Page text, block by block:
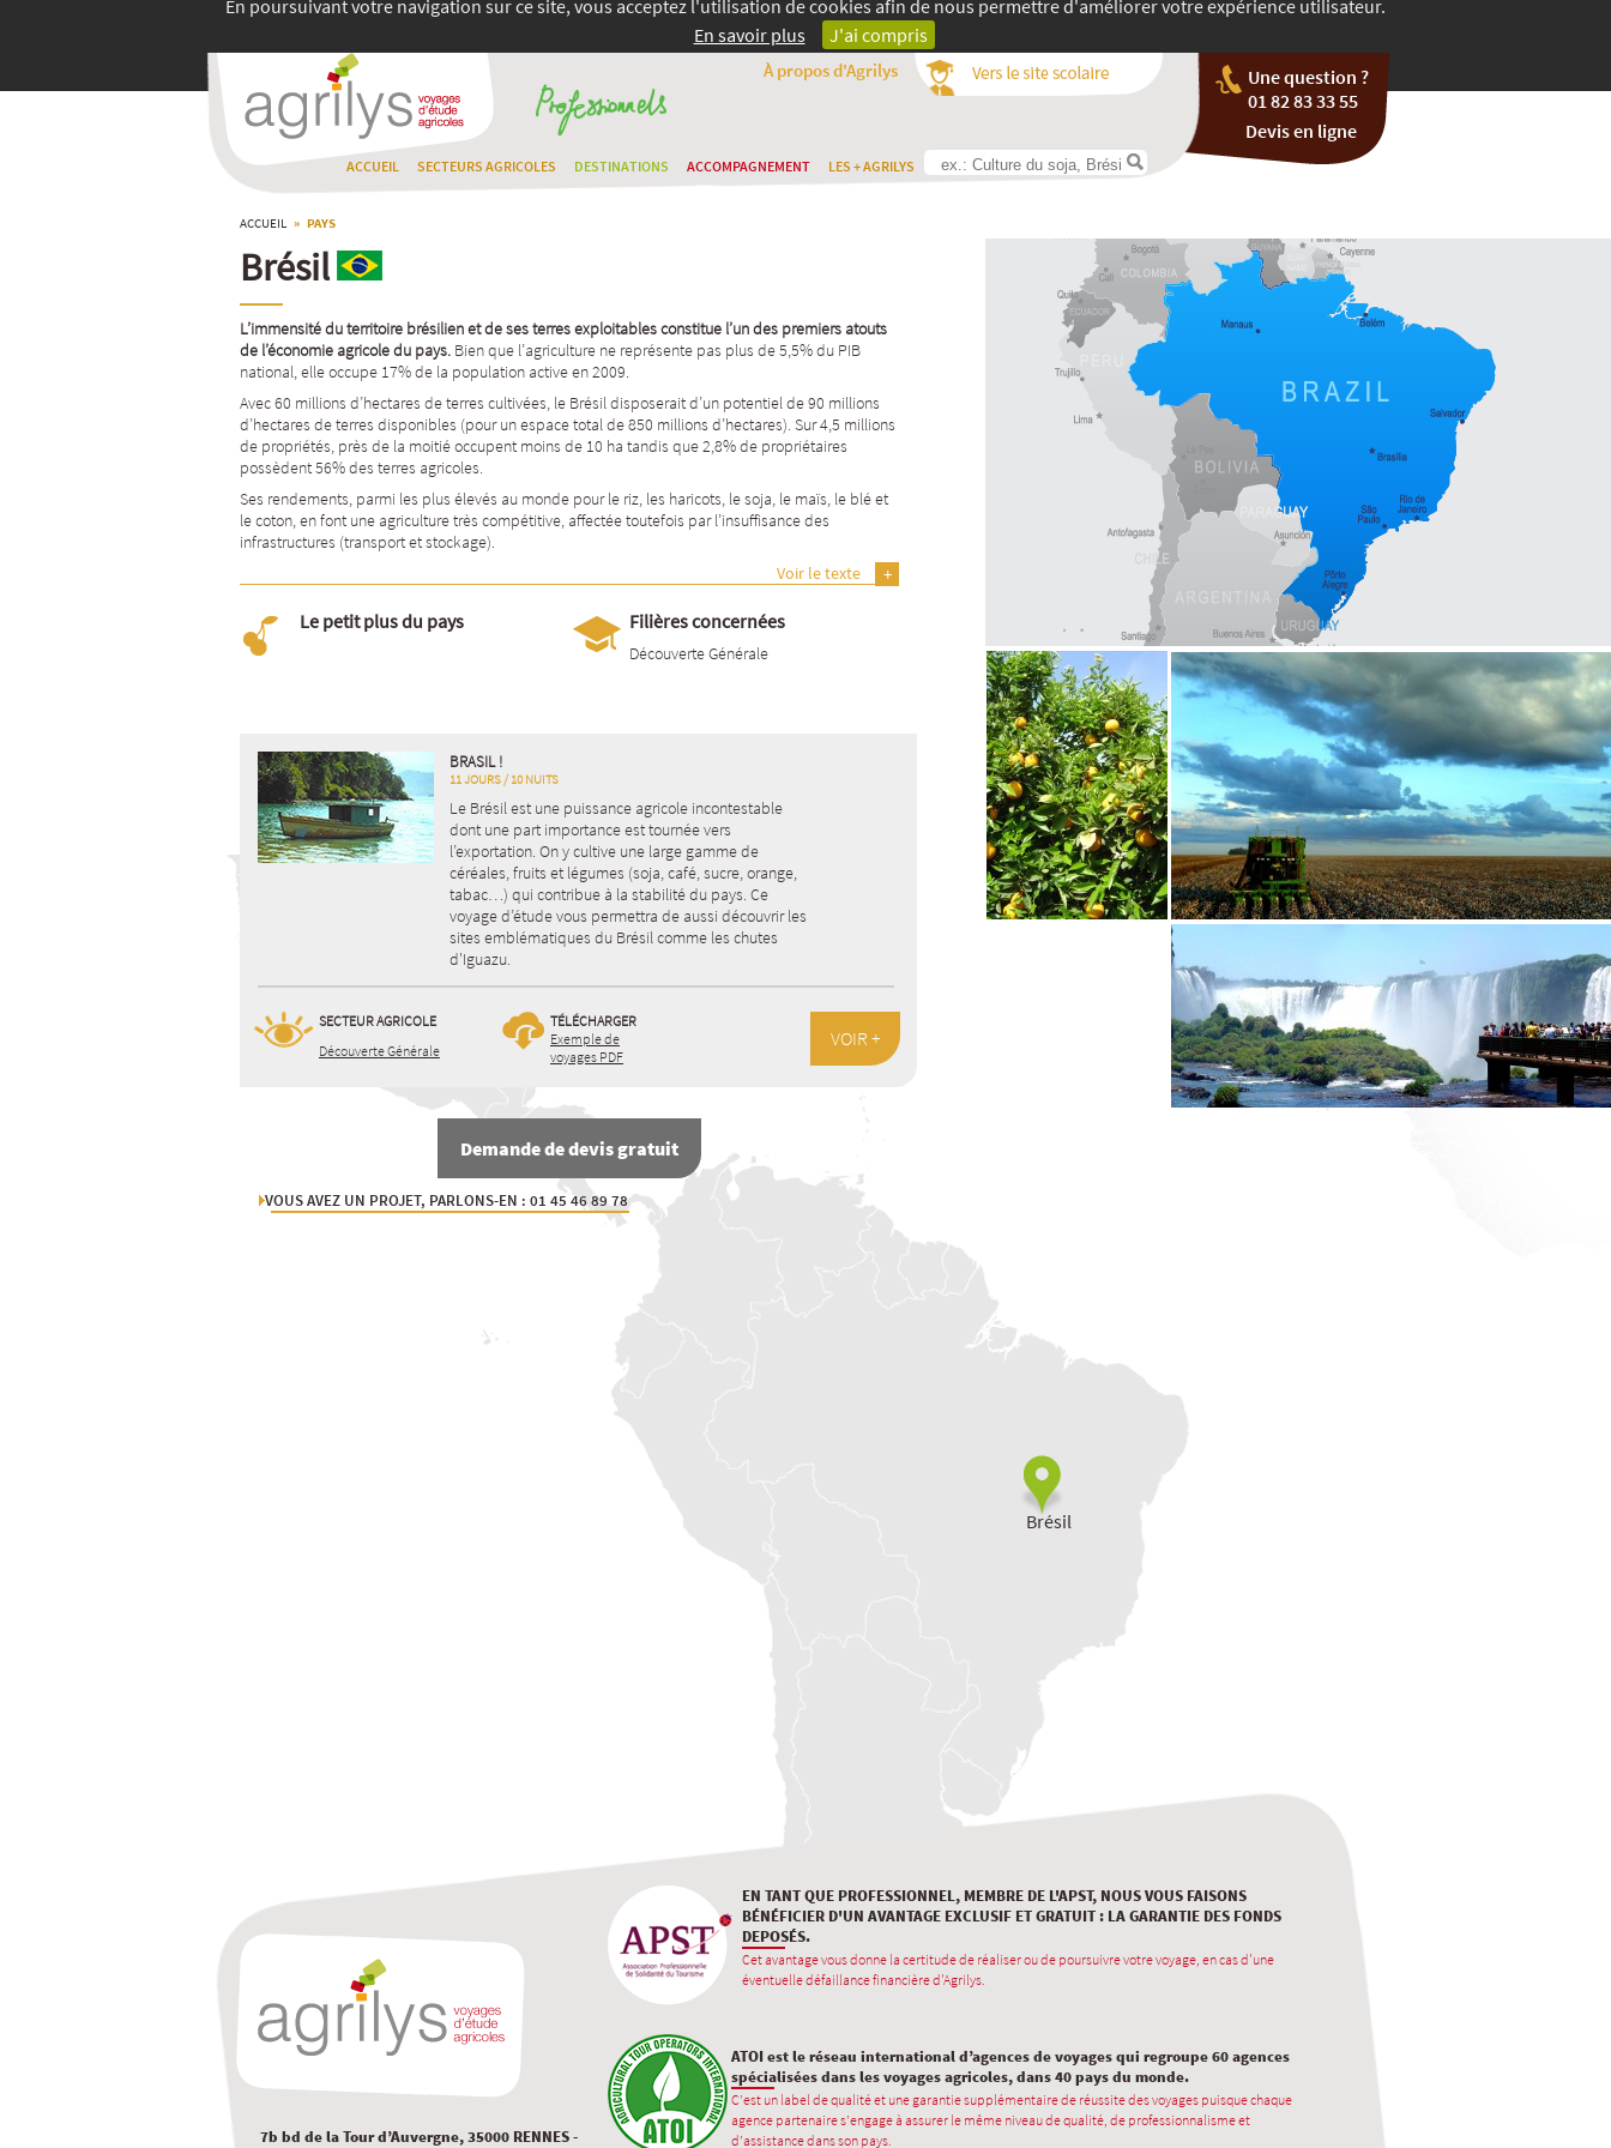
En poursuivant votre navigation sur ce site, vous acceptez l'utilisation de cookies afin de nous permettre d'améliorer votre expérience utilisateur.
En savoir plus
J'ai compris
Une question ?
01 82 83 33 55
Devis en ligne
À propos d'Agrilys
ACCUEIL SECTEURS AGRICOLES DESTINATIONS ACCOMPAGNEMENT LES + AGRILYS
ACCUEIL » PAYS
Brésil
L’immensitédu territoire brésilien et de ses terres exploitables constitue l’un des premiers atouts
de l’économie agricole du pays. Bien que l’agriculture ne représente pas plus de 5,5% du PIB
national, elle occupe 17% de la population active en 2009.
Avec 60 millions d’hectares de terres cultivées, le Brésil disposerait d’un potentiel de 90 millions
d’hectares de terres disponibles (pour un espace total de 850 millions d’hectares). Sur 4,5 millions
de propriétés, près de la moitié occupent moins de 10 ha tandis que 2,8% de propriétaires
possèdent 56% des terres agricoles.
Ses rendements, parmi les plus élevés au monde pour le riz, les haricots, le soja, le maïs, le blé et
le coton, en font une agriculture très compétitive, affectée toutefois par l’insuffisance des
infrastructures (transport et stockage).
Voir le texte
Le petit plus du pays Filières concernées
Découverte Générale
BRASIL !
11 JOURS / 10 NUITS
Le Brésil est une puissance agricole incontestable
dont une part importance est tournée vers
l’exportation. On y cultive une large gamme de
céréales, fruits et légumes (soja, café, sucre, orange,
tabac…) qui contribue à la stabilité du pays. Ce
voyage d’étude vous permettra de aussi découvrir les
sites emblématiques du Brésil comme les chutes
d'Iguazu.
SECTEUR AGRICOLE
Découverte Générale
TÉLÉCHARGER
Exemple de
voyages PDF
VOIR +
Demande de devis gratuit
VOUS AVEZ UN PROJET, PARLONS-EN : 01 45 46 89 78
Brésil
7b bd de la Tour d’Auvergne, 35000 RENNES -
EN TANT QUE PROFESSIONNEL, MEMBRE DE L'APST, NOUS VOUS FAISONS
BÉNÉFICIER D'UN AVANTAGE EXCLUSIF ET GRATUIT : LA GARANTIE DES FONDS
DEPOSÉS.
Cet avantage vous donne la certitude de réaliser ou de poursuivre votre voyage, en cas d'une
éventuelle défaillance financière d'Agrilys.
ATOI est le réseau international d’agences de voyages qui regroupe 60 agences
spécialisées dans les voyages agricoles, dans 40 pays du monde.
C’est un label de qualité et une garantie supplémentaire de réussite des voyages puisque chaque
agence partenaire s’engage à assurer le même niveau de qualité, de professionnalisme et
d’assistance dans son pays.